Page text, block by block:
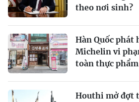
theo nơi sinh?
Hàn Quốc phát
Michelin vi
toàn thực phẩm
Houthi mở đợt